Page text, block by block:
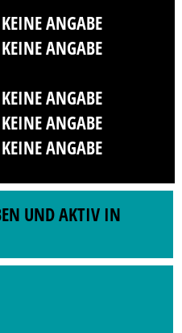
KEINE ANGABE
KEINE ANGABE
KEINE ANGABE
KEINE ANGABE
KEINE ANGABE
UND AKTIV IN